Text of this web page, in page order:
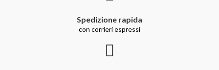
Spedizione rapida
con corrieri espressi